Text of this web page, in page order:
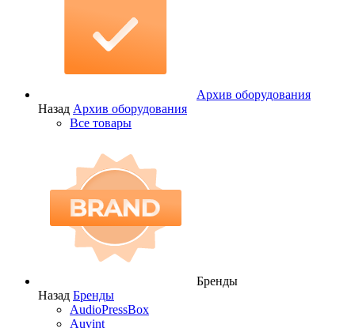
Архив оборудования
Назад Архив оборудования
Все товары
Бренды
Назад Бренды
AudioPressBox
Auvint